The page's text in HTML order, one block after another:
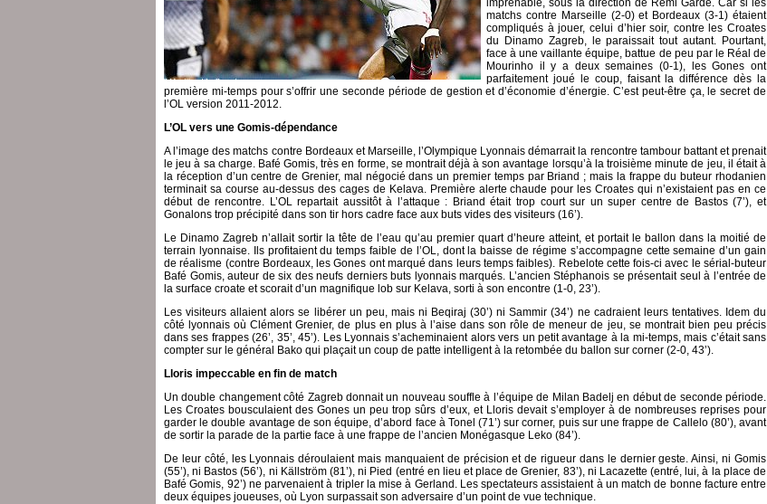
imprenable, sous la direction de Rémi Garde. Car si les
matchs contre Marseille (2-0) et Bordeaux (3-1) étaient
compliqués à jouer, celui d’hier soir, contre les Croates
du Dinamo Zagreb, le paraissait tout autant. Pourtant,
face à une vaillante équipe, battue de peu par le Réal de
Mourinho il y a deux semaines (0-1), les Gones ont
parfaitement joué le coup, faisant la différence dès la
première mi-temps pour s’offrir une seconde période de gestion et d’économie d’énergie. C’est peut-être ça, le secret de
l’OL version 2011-2012.
L’OL vers une Gomis-dépendance
A l’image des matchs contre Bordeaux et Marseille, l’Olympique Lyonnais démarrait la rencontre tambour battant et prenait
le jeu à sa charge. Bafé Gomis, très en forme, se montrait déjà à son avantage lorsqu’à la troisième minute de jeu, il était à
la réception d’un centre de Grenier, mal négocié dans un premier temps par Briand ; mais la frappe du buteur rhodanien
terminait sa course au-dessus des cages de Kelava. Première alerte chaude pour les Croates qui n’existaient pas en ce
début de rencontre. L’OL repartait aussitôt à l’attaque : Briand était trop court sur un super centre de Bastos (7’), et
Gonalons trop précipité dans son tir hors cadre face aux buts vides des visiteurs (16’).
Le Dinamo Zagreb n’allait sortir la tête de l’eau qu’au premier quart d’heure atteint, et portait le ballon dans la moitié de
terrain lyonnaise. Ils profitaient du temps faible de l’OL, dont la baisse de régime s’accompagne cette semaine d’un gain
de réalisme (contre Bordeaux, les Gones ont marqué dans leurs temps faibles). Rebelote cette fois-ci avec le sérial-buteur
Bafé Gomis, auteur de six des neufs derniers buts lyonnais marqués. L’ancien Stéphanois se présentait seul à l’entrée de
la surface croate et scorait d’un magnifique lob sur Kelava, sorti à son encontre (1-0, 23’).
Les visiteurs allaient alors se libérer un peu, mais ni Beqiraj (30’) ni Sammir (34’) ne cadraient leurs tentatives. Idem du
côté lyonnais où Clément Grenier, de plus en plus à l’aise dans son rôle de meneur de jeu, se montrait bien peu précis
dans ses frappes (26’, 35’, 45’). Les Lyonnais s’acheminaient alors vers un petit avantage à la mi-temps, mais c’était sans
compter sur le général Bako qui plaçait un coup de patte intelligent à la retombée du ballon sur corner (2-0, 43’).
Lloris impeccable en fin de match
Un double changement côté Zagreb donnait un nouveau souffle à l’équipe de Milan Badelj en début de seconde période.
Les Croates bousculaient des Gones un peu trop sûrs d’eux, et Lloris devait s’employer à de nombreuses reprises pour
garder le double avantage de son équipe, d’abord face à Tonel (71’) sur corner, puis sur une frappe de Callelo (80’), avant
de sortir la parade de la partie face à une frappe de l’ancien Monégasque Leko (84’).
De leur côté, les Lyonnais déroulaient mais manquaient de précision et de rigueur dans le dernier geste. Ainsi, ni Gomis
(55’), ni Bastos (56’), ni Källström (81’), ni Pied (entré en lieu et place de Grenier, 83’), ni Lacazette (entré, lui, à la place de
Bafé Gomis, 92’) ne parvenaient à tripler la mise à Gerland. Les spectateurs assistaient à un match de bonne facture entre
deux équipes joueuses, où Lyon surpassait son adversaire d’un point de vue technique.